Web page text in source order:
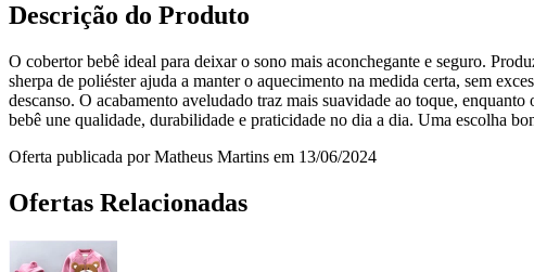
Descrição do Produto
O cobertor bebê ideal para deixar o sono mais aconchegante e seguro.
sherpa de poliéster ajuda a manter o aquecimento na medida certa, sem
descanso. O acabamento aveludado traz mais suavidade ao toque,
bebê une qualidade, durabilidade e praticidade no dia a dia. Uma escolha
Oferta publicada por Matheus Martins em 13/06/2024
Ofertas Relacionadas